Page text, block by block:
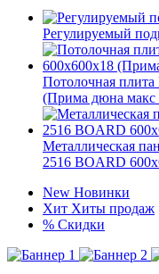
Регулируемый
Потолочная
(Прима дюна макс
Металлическая
2516 BOARD
New Новинки
Хит Хиты продаж
% Скидки